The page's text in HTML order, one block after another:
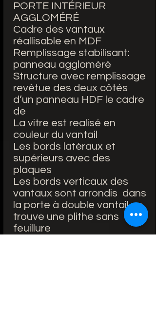
PORTE INTÉRIEUR
AGGLOMÉRÉ
Cadre des vantaux
réallisable en MDF
Remplissage stabilisant:
panneau aggloméré
Structure avec remplissage
revêtue des deux côtés
d’un panneau HDF le cadre
de
La vitre est realisé en
couleur du vantail
Les bords latéraux et
supérieurs avec des
plaques
Les bords verticaux des
vantaux sont arrondis dans
la porte à double vantail se
trouve une plithe sans
feuillure